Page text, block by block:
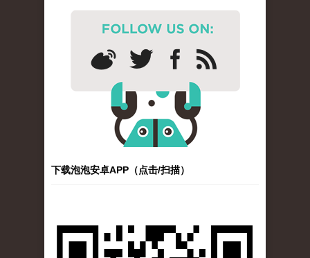
下载泡泡安卓APP（点击/扫描）